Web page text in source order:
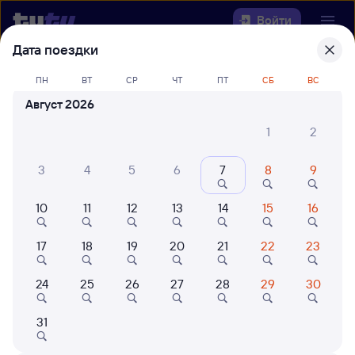
Войти
Выберите день, чтобы найтиж/д
билеты Гвардейск — Полоцк
Куда
Когда
Кто едет
Найти поезда
Дата поездки
ПН ВТ СР ЧТ ПТ СБ ВС
Август 2026
1
2
3 4 5 6 7 8 9
10 11 12 13 14 15 16
17 18 19 20 21 22 23
24 25 26 27 28 29 30
31